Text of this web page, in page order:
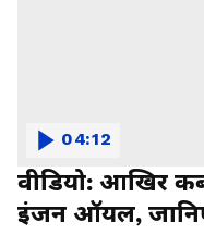
वीडियो: आखिर
इंजन ऑयल,
04:12